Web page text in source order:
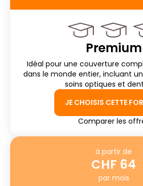
Premium
Idéal pour une couverture
dans le monde entier, incluant
soins optiques et
JE CHOISIS CETTE
Comparer les
à partir de
CHF 64
par mois